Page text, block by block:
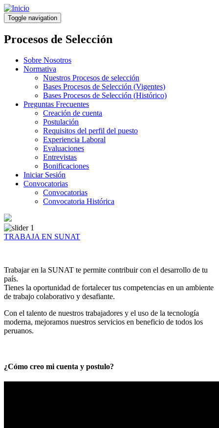
Pasar
al
contenido
principal
Toggle navigation
Procesos de Selección
Sobre Nosotros
Normativa
Nuestros Procesos de selección
Bases Procesos de Selección (Vigentes)
Bases Procesos de Selección (Histórico)
Preguntas Frecuentes
Creación de cuenta
Postulación
Requisitos del perfil del puesto
Experiencia Laboral
Evaluaciones
Entrevistas
Bonificaciones
Iniciar Sesión
Convocatorias
Convocatorias
Convocatoria Histórica
TRABAJA EN SUNAT
Trabajar en la SUNAT te permite contribuir con el desarrollo de tu
país.
Tienes la oportunidad de fortalecer tus competencias en un ambiente
de trabajo colaborativo y desafiante.
Con el talento de nuestros trabajadores y el uso de la tecnología
moderna, mejoramos nuestros servicios en beneficio de todos los
peruanos.
¿Cómo creo mi cuenta y postulo?